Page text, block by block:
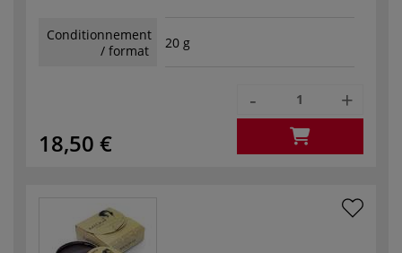
Conditionnement
/ format
20 g
18,50 €
- +